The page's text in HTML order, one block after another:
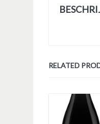
RELATED